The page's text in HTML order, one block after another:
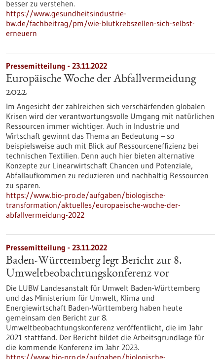
besser zu verstehen.
https://www.gesundheitsindustrie-
bw.de/fachbeitrag/pm/wie-blutkrebszellen-sich-selbst-
erneuern
Pressemitteilung - 23.11.2022
Europäische Woche der Abfallvermeidung
2022
Im Angesicht der zahlreichen sich verschärfenden globalen
Krisen wird der verantwortungsvolle Umgang mit natürlichen
Ressourcen immer wichtiger. Auch in Industrie und
Wirtschaft gewinnt das Thema an Bedeutung – so
beispielsweise auch mit Blick auf Ressourceneffizienz bei
technischen Textilien. Denn auch hier bieten alternative
Konzepte zur Linearwirtschaft Chancen und Potenziale,
Abfallaufkommen zu reduzieren und nachhaltig Ressourcen
zu sparen.
https://www.bio-pro.de/aufgaben/biologische-
transformation/aktuelles/europaeische-woche-der-
abfallvermeidung-2022
Pressemitteilung - 23.11.2022
Baden-Württemberg legt Bericht zur 8.
Umweltbeobachtungskonferenz vor
Die LUBW Landesanstalt für Umwelt Baden-Württemberg
und das Ministerium für Umwelt, Klima und
Energiewirtschaft Baden-Württemberg haben heute
gemeinsam den Bericht zur 8.
Umweltbeobachtungskonferenz veröffentlicht, die im Jahr
2021 stattfand. Der Bericht bildet die Arbeitsgrundlage für
die kommende Konferenz im Jahr 2023.
https://www.bio-pro.de/aufgaben/biologische-